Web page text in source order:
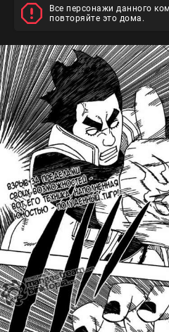
Все персонажи данного
повторяйте это дома.